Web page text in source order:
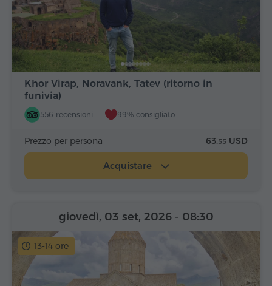
Khor Virap, Noravank, Tatev (ritorno in
funivia)
556 recensioni 99% consigliato
Prezzo per persona 63.55 USD
Acquistare
13-14 ore
giovedì, 03 set, 2026 - 08:30